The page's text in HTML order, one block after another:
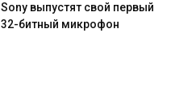
Sony выпустят свой первый
32-битный микрофон